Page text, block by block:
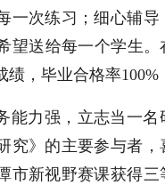
一次练习；细心辅
望送给每一个学生
，毕业合格率100%
能力强，立志当一
究》 的主要参与者
市新视野赛课获得